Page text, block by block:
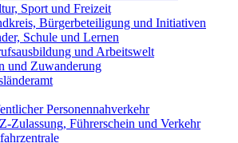
Sport und Freizeit
Bürgerbeteiligung und Initiativen
Schule und Lernen
und Arbeitswelt
und Zuwanderung
Personennahverkehr
Zulassung, Führerschein und Verkehr